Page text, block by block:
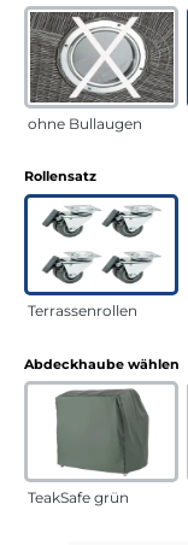
ohne Bullaugen
Rollensatzauswählen
Terrassenrollen
Abdeckhaube wählen
TeakSafe grün